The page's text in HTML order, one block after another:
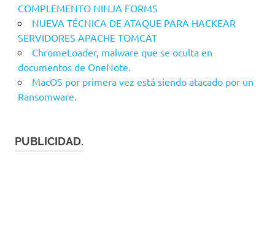
COMPLEMENTO NINJA FORMS
NUEVA TÉCNICA DE ATAQUE PARA HACKEAR
SERVIDORES APACHE TOMCAT
ChromeLoader, malware que se oculta en
documentos de OneNote.
MacOS por primera vez está siendo atacado por un
Ransomware.
PUBLICIDAD.